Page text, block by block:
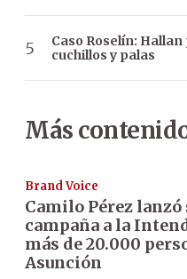
Caso Roselín:
cuchillos y palas
Más
Brand Voice
Camilo Pérez lanzó
campaña a la
más de 20.000
Asunción